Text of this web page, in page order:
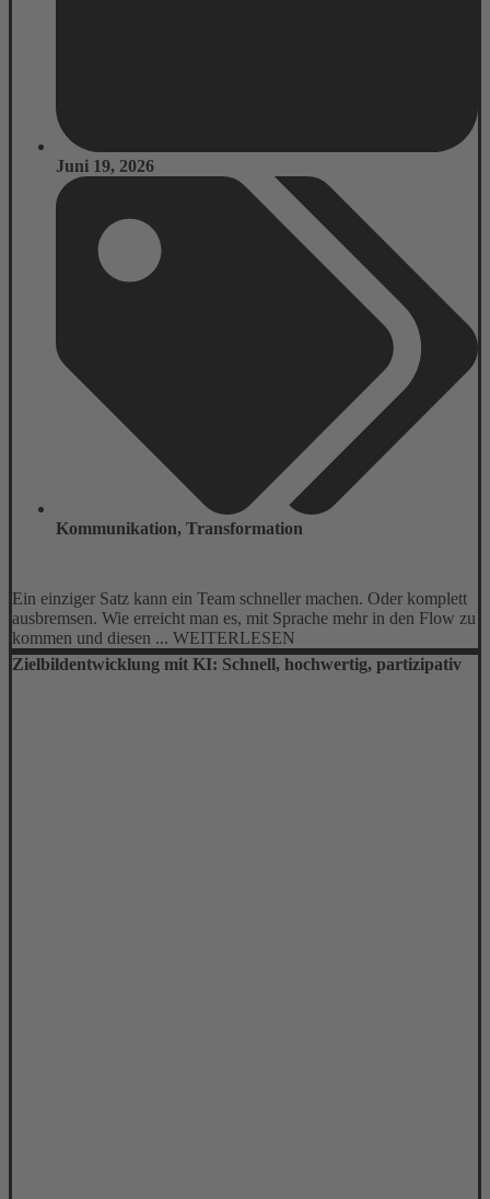
Juni 19, 2026
Kommunikation, Transformation
Ein einziger Satz kann ein Team schneller machen. Oder komplett
ausbremsen. Wie erreicht man es, mit Sprache mehr in den Flow zu
kommen und diesen ... WEITERLESEN
Zielbildentwicklung mit KI: Schnell, hochwertig, partizipativ